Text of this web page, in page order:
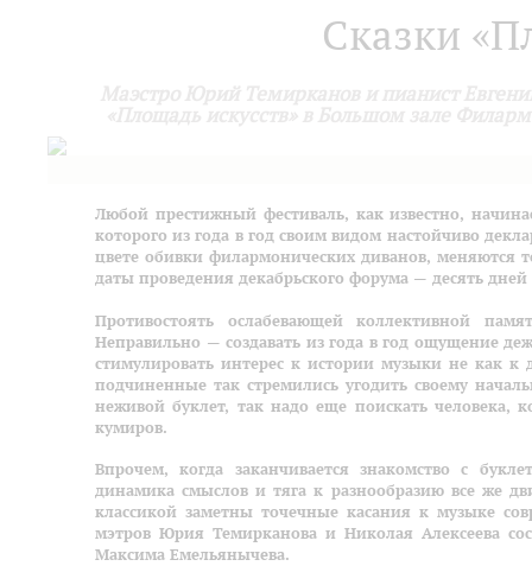
Сказки
Любой престижный фестиваль, как известно,
которого из года в год своим видом настойчиво
цвете обивки филармонических диванов, меняются
даты проведения декабрьского форума — десять дней
Противостоять ослабевающей коллективной
Неправильно — создавать из года в год ощущение
стимулировать интерес к истории музыки не как
подчиненные так стремились угодить своему
неживой буклет, так надо еще поискать человека,
кумиров.
Впрочем, когда заканчивается знакомство с
динамика смыслов и тяга к разнообразию все же
классикой заметны точечные касания к музыке
мэтров Юрия Темирканова и Николая Алексеева
Максима Емельянычева.